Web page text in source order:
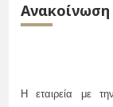
Ανακοίνωση
Η εταιρεία με